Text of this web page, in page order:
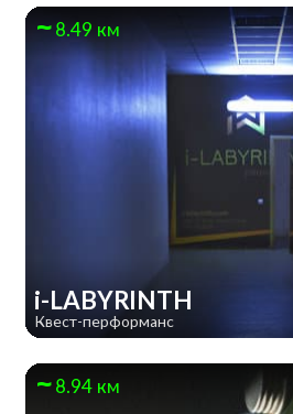
8.49 км
i-LABYRINTH
Квест-перформанс
8.94 км